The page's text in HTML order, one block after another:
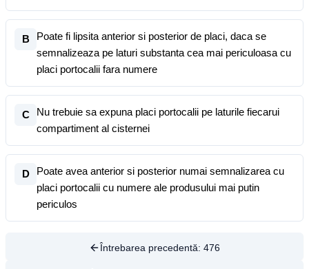
B
Poate fi lipsita anterior si posterior de placi, daca se
semnalizeaza pe laturi substanta cea mai periculoasa cu
placi portocalii fara numere
C
Nu trebuie sa expuna placi portocalii pe laturile fiecarui
compartiment al cisternei
D
Poate avea anterior si posterior numai semnalizarea cu
placi portocalii cu numere ale produsului mai putin
periculos
Întrebarea precedentă: 476